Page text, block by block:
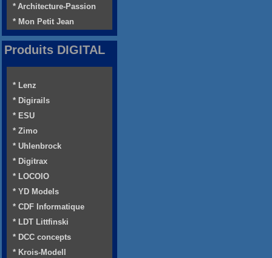
* Architecture-Passion
* Mon Petit Jean
Produits DIGITAL
* Lenz
* Digirails
* ESU
* Zimo
* Uhlenbrock
* Digitrax
* LOCOIO
* YD Models
* CDF Informatique
* LDT Littfinski
* DCC concepts
* Krois-Modell